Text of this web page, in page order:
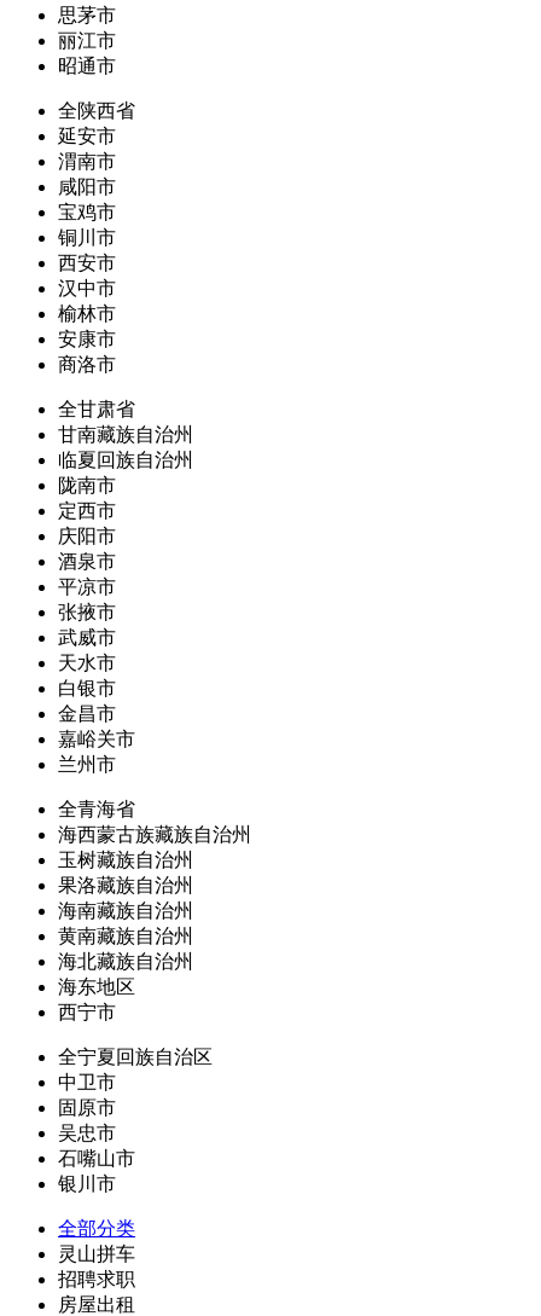
思茅市
丽江市
昭通市
全陕西省
延安市
渭南市
咸阳市
宝鸡市
铜川市
西安市
汉中市
榆林市
安康市
商洛市
全甘肃省
甘南藏族自治州
临夏回族自治州
陇南市
定西市
庆阳市
酒泉市
平凉市
张掖市
武威市
天水市
白银市
金昌市
嘉峪关市
兰州市
全青海省
海西蒙古族藏族自治州
玉树藏族自治州
果洛藏族自治州
海南藏族自治州
黄南藏族自治州
海北藏族自治州
海东地区
西宁市
全宁夏回族自治区
中卫市
固原市
吴忠市
石嘴山市
银川市
全部分类
灵山拼车
招聘求职
房屋出租